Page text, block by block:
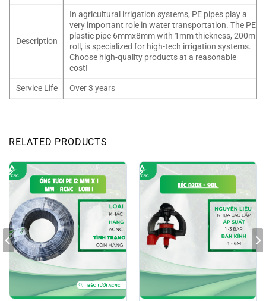
Description
In agricultural irrigation systems, PE pipes play a
very important role in water transportation. The PE
plastic pipe 6mmx8mm with 1mm thickness, 200m
roll, is specialized for high-tech irrigation systems.
Choose high-quality products at a reasonable
cost!
Service Life
Over 3 years
RELATED PRODUCTS